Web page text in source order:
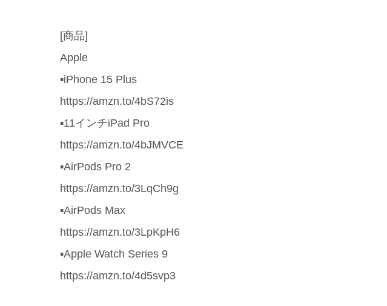
[商品]
Apple
▪️iPhone 15 Plus
https://amzn.to/4bS72is
▪️11インチiPad Pro
https://amzn.to/4bJMVCE
▪️AirPods Pro 2
https://amzn.to/3LqCh9g
▪️AirPods Max
https://amzn.to/3LpKpH6
▪️Apple Watch Series 9
https://amzn.to/4d5svp3